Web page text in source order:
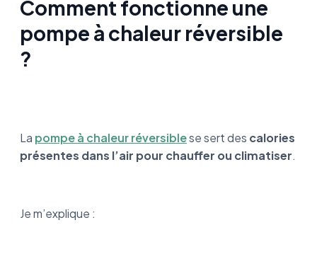
Comment fonctionne une
pompe à chaleur réversible
?
La pompe à chaleur réversiblese sert des calories
présentes dans l’air pour chauffer ou climatiser.
Je m’explique :